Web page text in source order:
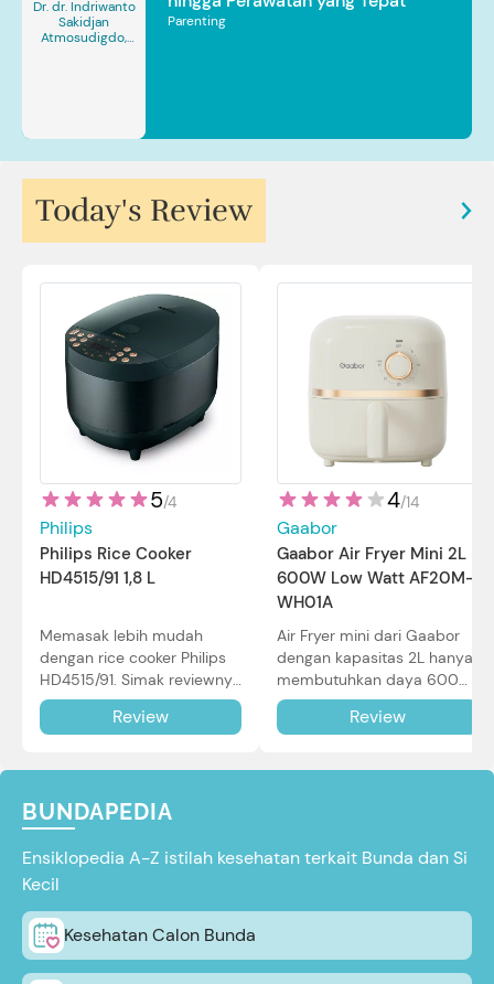
Dr. dr. Indriwanto
Sakidjan
Atmosudigdo,
Parenting
Today's Review
5/4
Philips
Philips Rice Cooker
HD4515/91 1,8 L
Memasak lebih mudah
dengan rice cooker Philips
HD4515/91. Simak reviewnya
di sini.
Review
4/14
Gaabor
Gaabor Air Fryer Mini 2L
600W Low Watt AF20M-
WH01A
Air Fryer mini dari Gaabor
dengan kapasitas 2L hanya
membutuhkan daya 600W
dalam pemakaian. Simak
review selengkapnya di sini.
Review
BUNDAPEDIA
Ensiklopedia A-Z istilah kesehatan terkait Bunda dan Si
Kecil
Kesehatan Calon Bunda